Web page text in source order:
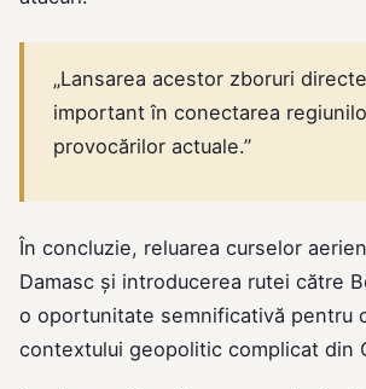
„Lansarea acestor zboruri
important în conectarea
provocărilor actuale.”
În concluzie, reluarea curselor
Damasc și introducerea rutei către
o oportunitate semnificativă pentru
contextului geopolitic complicat din